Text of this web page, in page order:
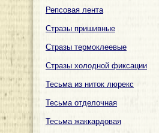
Репсовая лента
Стразы пришивные
Стразы термоклеевые
Стразы холодной фиксации
Тесьма из ниток люрекс
Тесьма отделочная
Тесьма жаккардовая